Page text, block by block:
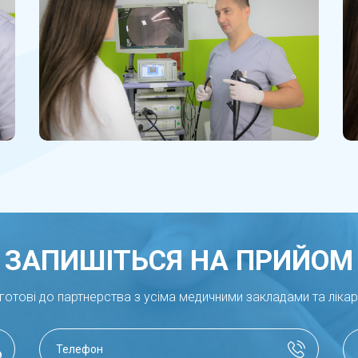
ЗАПИШІТЬСЯ НА ПРИЙОМ
до партнерства з усіма медичними закладами та